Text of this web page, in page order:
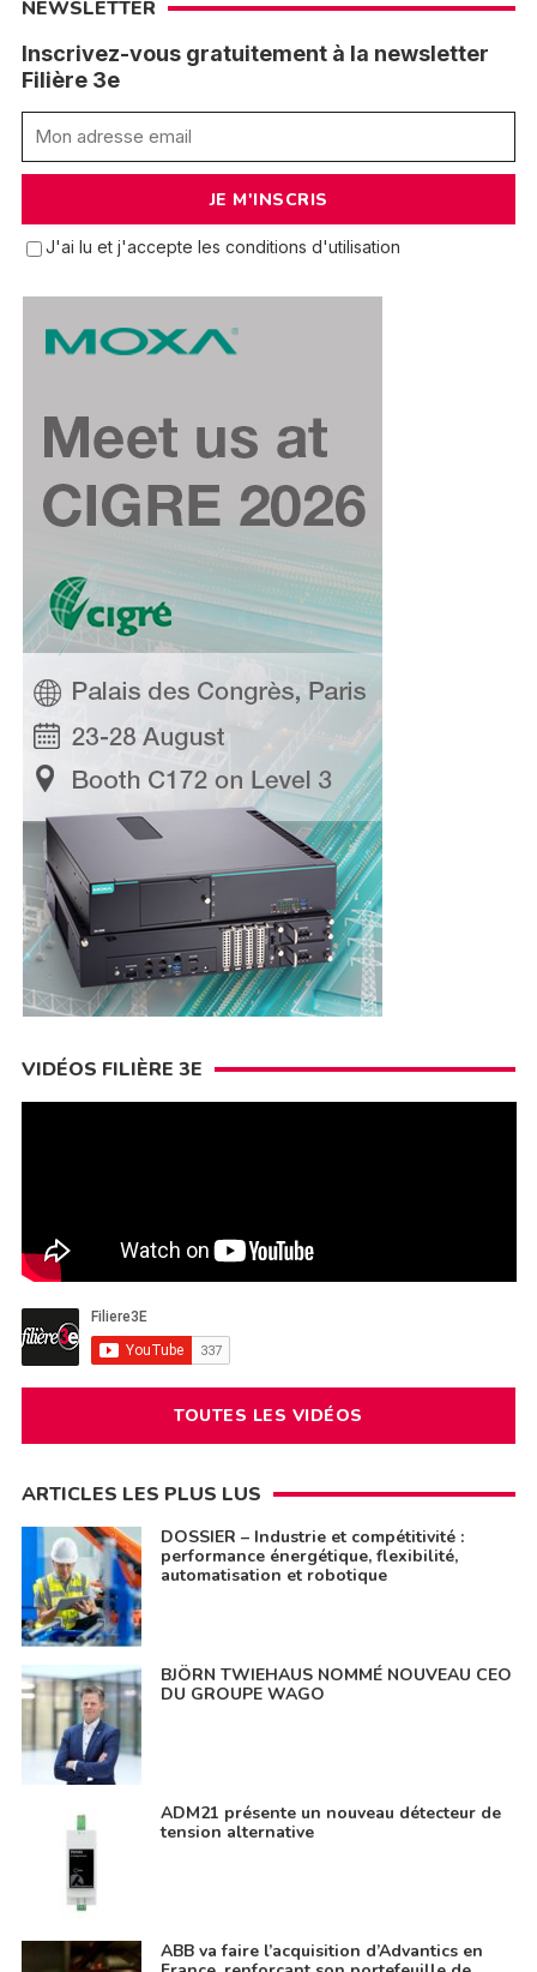
NEWSLETTER
Inscrivez-vous gratuitement à la newsletter
Filière 3e
J'ai lu et j'accepte les conditions d'utilisation
VIDÉOS FILIÈRE 3E
TOUTES LES VIDÉOS
ARTICLES LES PLUS LUS
DOSSIER – Industrie et compétitivité :
performance énergétique, flexibilité,
automatisation et robotique
BJÖRN TWIEHAUS NOMMÉ NOUVEAU CEO
DU GROUPE WAGO
ADM21 présente un nouveau détecteur de
tension alternative
ABB va faire l’acquisition d’Advantics en